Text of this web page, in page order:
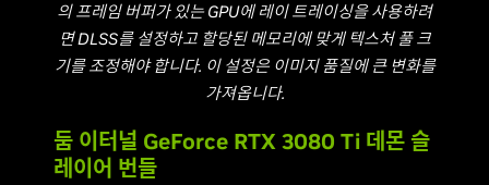
의 프레임 버퍼가 있는 GPU에 레이 트레이싱을 사용하려
면 DLSS를 설정하고 할당된 메모리에 맞게 텍스처 풀 크
기를 조정해야 합니다. 이 설정은 이미지 품질에 큰 변화를
가져옵니다.
둠 이터널 GeForce RTX 3080 Ti 데몬 슬
레이어 번들